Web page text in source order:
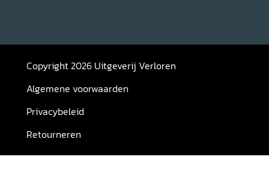
Copyright 2026 Uitgeverij Verloren
Algemene voorwaarden
Privacybeleid
Retourneren